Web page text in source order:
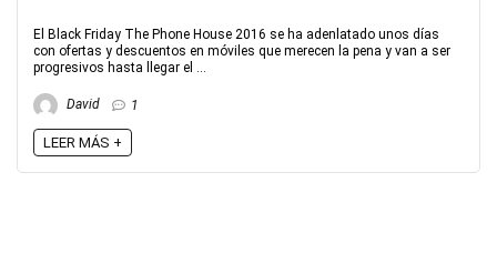
El Black Friday The Phone House 2016 se ha adenlatado unos días
con ofertas y descuentos en móviles que merecen la pena y van a ser
progresivos hasta llegar el ...
David 1
LEER MÁS +